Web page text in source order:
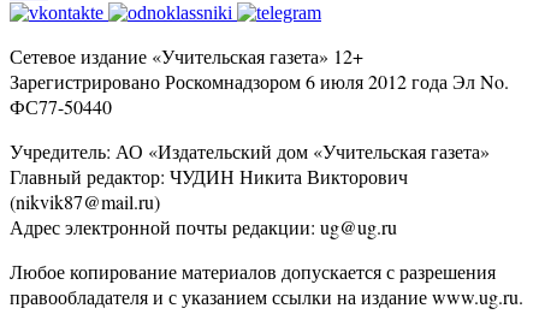
Сетевое издание «Учительская газета» 12+
Зарегистрировано Роскомнадзором 6 июля 2012 года Эл No.
ФС77-50440
Учредитель: АО «Издательский дом «Учительская газета»
Главный редактор: ЧУДИН Никита Викторович
(nikvik87@mail.ru)
Адрес электронной почты редакции: ug@ug.ru
Любое копирование материалов допускается с разрешения
правообладателя и с указанием ссылки на издание www.ug.ru.